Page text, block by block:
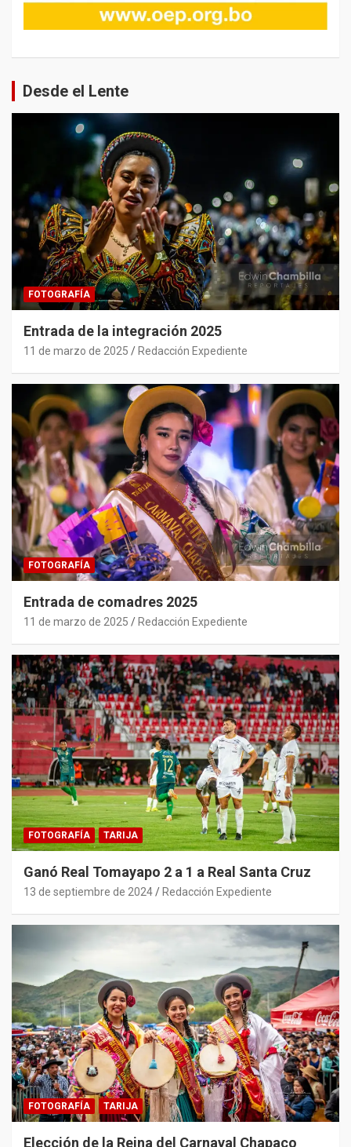
Desde el Lente
FOTOGRAFÍA
Entrada de la integración 2025
11 de marzo de 2025 Redacción Expediente
FOTOGRAFÍA
Entrada de comadres 2025
11 de marzo de 2025 Redacción Expediente
FOTOGRAFÍA TARIJA
Ganó Real Tomayapo 2 a 1 a Real Santa Cruz
13 de septiembre de 2024 Redacción Expediente
FOTOGRAFÍA TARIJA
Elección de la Reina del Carnaval Chapaco